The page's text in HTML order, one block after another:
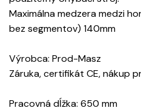
Maximálna medzera medzi
bez segmentov) 140mm
Výrobca: Prod-Masz
Záruka, certifikát CE, nákup
Pracovná dĺžka: 650 mm